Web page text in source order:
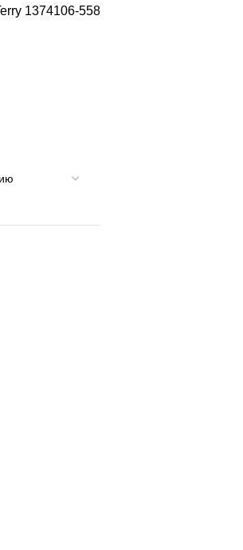
1374106-558